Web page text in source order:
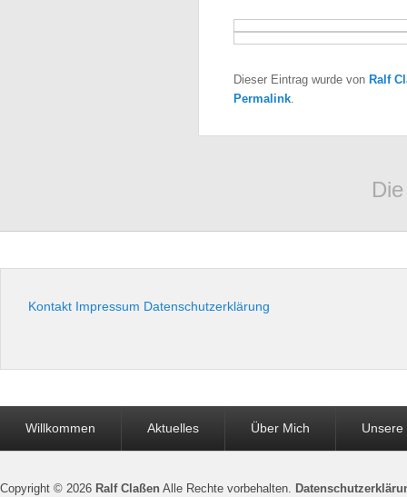
Dieser Eintrag wurde von Ralf
Permalink.
Kontakt Impressum Datenschutzerklärung
MenüWillkommen Aktuelles Über Mich Unsere
Copyright © 2026 Ralf Claßen Alle Rechte vorbehalten.